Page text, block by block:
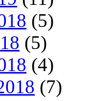
(5)
(5)
(4)
(7)